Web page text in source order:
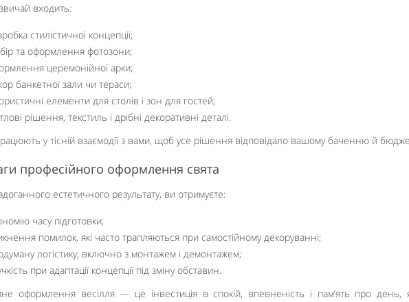
входить:
стилістичної концепції;
та оформлення фотозони;
церемонійної арки;
банкетної зали чи тераси;
елементи для столів і зон для гостей;
рішення, текстиль і дрібні декоративні деталі.
у тісній взаємодії з вами, щоб усе рішення відповідало вашому баченню й
професійного оформлення свята
естетичного результату, ви отримуєте:
часу підготовки;
помилок, які часто трапляються при самостійному декоруванні;
логістику, включно з монтажем і демонтажем;
при адаптації концепції під зміну обставин.
оформлення весілля — це інвестиція в спокій, впевненість і пам’ять про день,